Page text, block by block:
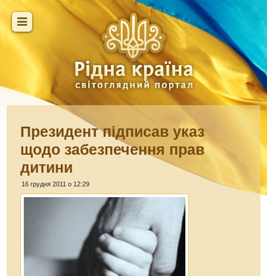
Президент підписав указ
щодо забезпечення прав
дитини
16 грудня 2011 о 12:29